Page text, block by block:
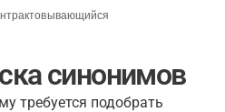
синонимов
требуется подобрать